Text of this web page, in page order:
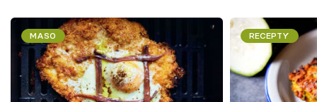
MASO RECEPTY